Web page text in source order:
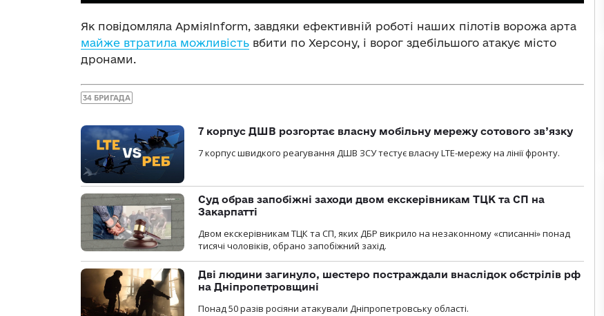
Як повідомляла АрміяInform, завдяки ефективній роботі наших пілотів ворожа арта
майже втратила можливість вбити по Херсону, і ворог здебільшого атакує місто
дронами.
34 БРИГАДА
7 корпус ДШВ розгортає власну мобільну мережу сотового зв’язку
7 корпус швидкого реагування ДШВ ЗСУ тестує власну LTE-мережу на лінії фронту.
Суд обрав запобіжні заходи двом екскерівникам ТЦК та СП на
Закарпатті
Двом екскерівникам ТЦК та СП, яких ДБР викрило на незаконному «списанні» понад
тисячі чоловіків, обрано запобіжний захід.
Дві людини загинуло, шестеро постраждали внаслідок обстрілів рф
на Дніпропетровщині
Понад 50 разів росіяни атакували Дніпропетровську області.